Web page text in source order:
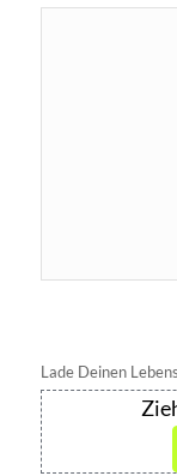
Lade Deinen